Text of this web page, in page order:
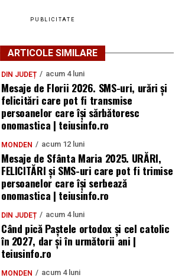
PUBLICITATE
ARTICOLE SIMILARE
DIN JUDEȚ acum 4 luni
Mesaje de Florii 2026. SMS-uri, urări și
felicitări care pot fi transmise
persoanelor care îşi sărbătoresc
onomastica | teiusinfo.ro
MONDEN acum 12 luni
Mesaje de Sfânta Maria 2025. URĂRI,
FELICITĂRI și SMS-uri care pot fi trimise
persoanelor care își serbează
onomastica | teiusinfo.ro
DIN JUDEȚ acum 4 luni
Când pică Paștele ortodox și cel catolic
în 2027, dar și în următorii ani |
teiusinfo.ro
MONDEN acum 4 luni